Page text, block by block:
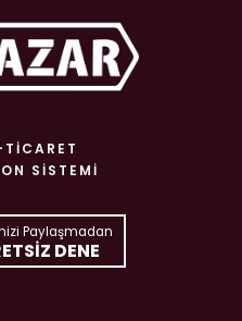
SISTEMI
Paylaşmadan
DENE